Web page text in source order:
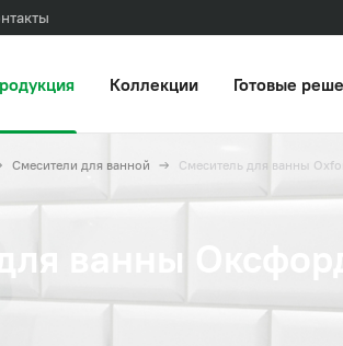
Коллекции Готовые
Смесители для ванной Смеситель для ванны
для ванны